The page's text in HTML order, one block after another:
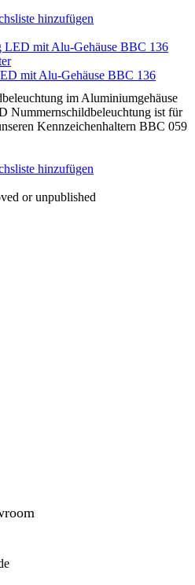
hinzufügen
mit Alu-Gehäuse BBC 136
im Aluminiumgehäuse
Nummernschildbeleuchtung ist für
Kennzeichenhaltern BBC 059
hinzufügen
or unpublished